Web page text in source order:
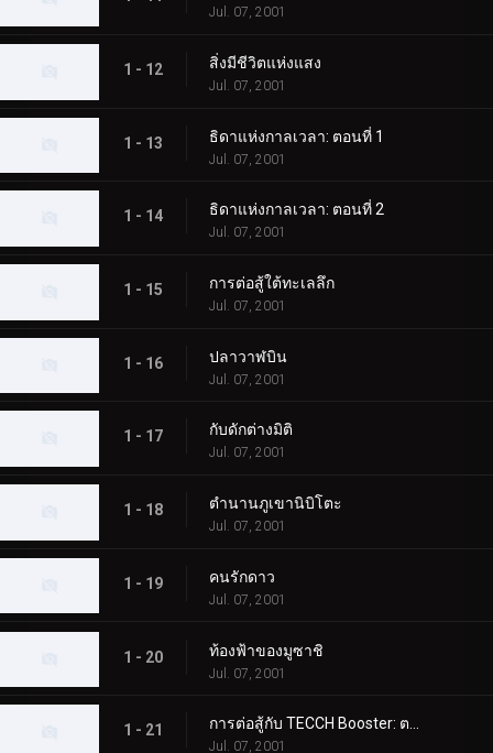
Jul. 07, 2001
1 - 12 สิ่งมีชีวิตแห่งแสง
Jul. 07, 2001
1 - 13 ธิดาแห่งกาลเวลา: ตอนที่ 1
Jul. 07, 2001
1 - 14 ธิดาแห่งกาลเวลา: ตอนที่ 2
Jul. 07, 2001
1 - 15 การต่อสู้ใต้ทะเลลึก
Jul. 07, 2001
1 - 16 ปลาวาฬบิน
Jul. 07, 2001
1 - 17 กับดักต่างมิติ
Jul. 07, 2001
1 - 18 ตำนานภูเขานิบิโตะ
Jul. 07, 2001
1 - 19 คนรักดาว
Jul. 07, 2001
1 - 20 ท้องฟ้าของมูซาชิ
Jul. 07, 2001
1 - 21 การต่อสู้กับ TECCH Booster: ตอนที่ 1
Jul. 07, 2001